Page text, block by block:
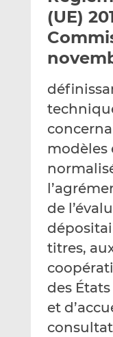
(UE)
modèles
de
titres,
des
et